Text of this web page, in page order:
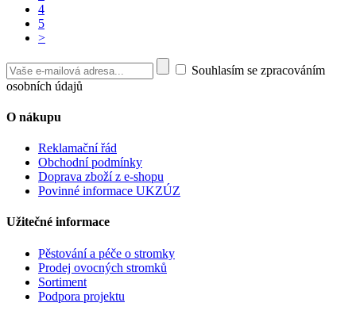
4
5
>
Souhlasím se zpracováním
osobních údajů
O nákupu
Reklamační řád
Obchodní podmínky
Doprava zboží z e-shopu
Povinné informace UKZÚZ
Užitečné informace
Pěstování a péče o stromky
Prodej ovocných stromků
Sortiment
Podpora projektu